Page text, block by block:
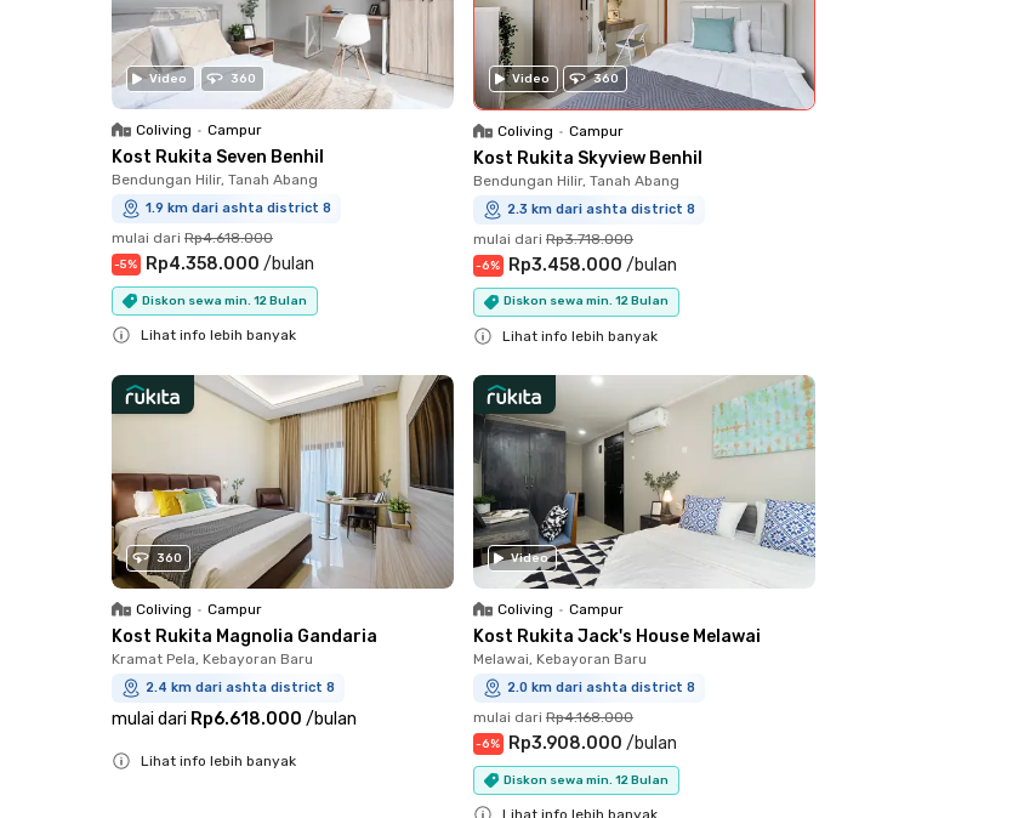
Video 360
Coliving • Campur
Kost Rukita Seven Benhil
Bendungan Hilir, Tanah Abang
1.9 km dari ashta district 8
mulai dari Rp4.618.000
-5% Rp4.358.000 /bulan
Diskon sewa min. 12 Bulan
Lihat info lebih banyak
Video 360
Coliving • Campur
Kost Rukita Skyview Benhil
Bendungan Hilir, Tanah Abang
2.3 km dari ashta district 8
mulai dari Rp3.718.000
-6% Rp3.458.000 /bulan
Diskon sewa min. 12 Bulan
Lihat info lebih banyak
360
Coliving • Campur
Kost Rukita Magnolia Gandaria
Kramat Pela, Kebayoran Baru
2.4 km dari ashta district 8
mulai dari Rp6.618.000 /bulan
Lihat info lebih banyak
Video
Coliving • Campur
Kost Rukita Jack's House Melawai
Melawai, Kebayoran Baru
2.0 km dari ashta district 8
mulai dari Rp4.168.000
-6% Rp3.908.000 /bulan
Diskon sewa min. 12 Bulan
Lihat info lebih banyak